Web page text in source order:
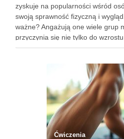
zyskuje na popularności wśród
swoją sprawność fizyczną i
ważne? Angażują one wiele grup
przyczynia się nie tylko do wzrostu
ale także do poprawy postawy
Ćwiczenia